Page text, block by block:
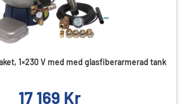
1×230 V med med glasfiberarmerad tank
17 169 Kr